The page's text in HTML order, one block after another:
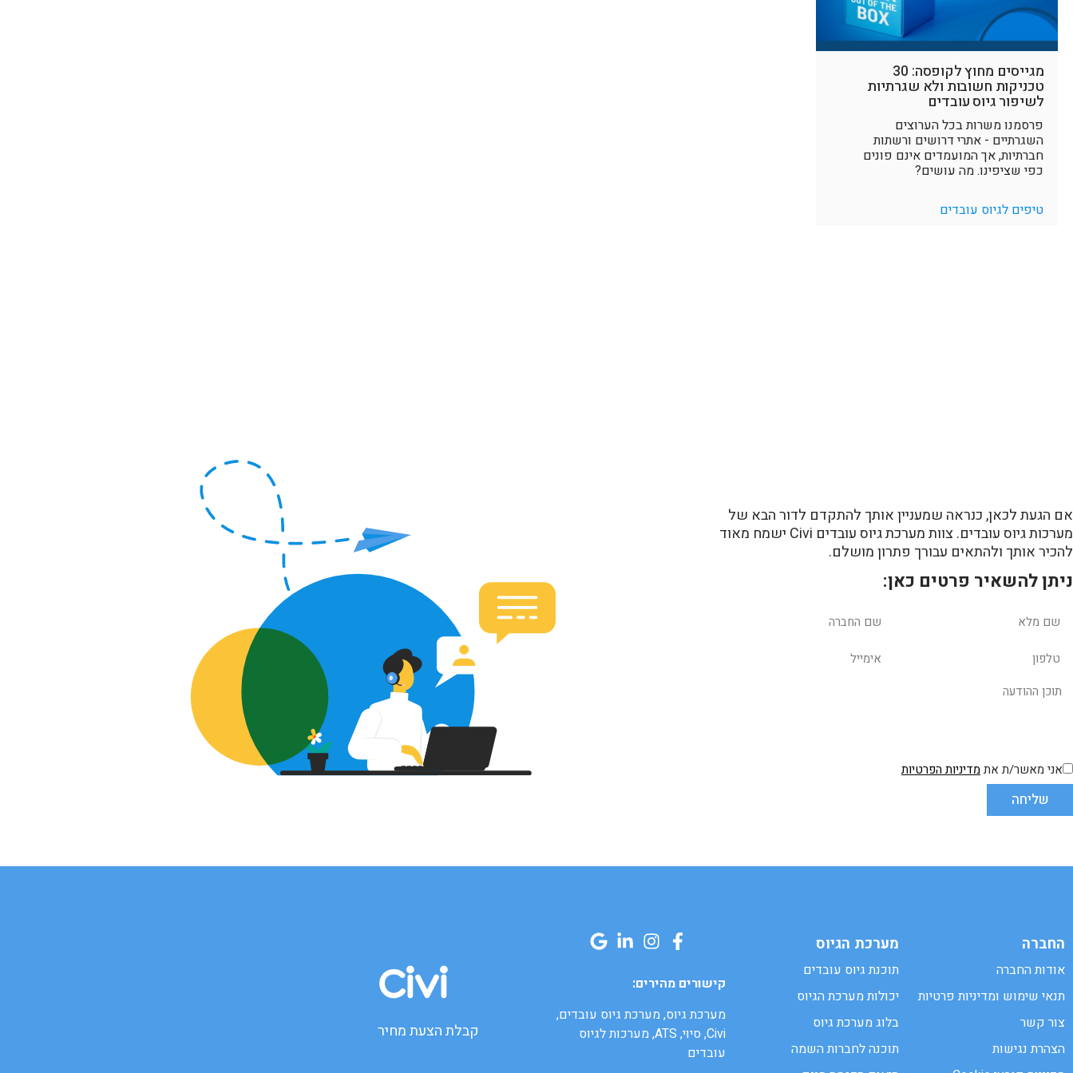
מגייסים מחוץ לקופסה: 30
טכניקות חשובות ולא שגרתיות
לשיפור גיוס עובדים
פרסמנו משרות בכל הערוצים
השגרתיים - אתרי דרושים ורשתות
חברתיות, אך המועמדים אינם פונים
כפי שציפינו. מה עושים?
טיפים לגיוס עובדים
אם הגעת לכאן, כנראה שמעניין אותך להתקדם לדור הבא של
מערכות גיוס עובדים. צוות מערכת גיוס עובדים Civi ישמח מאוד
להכיר אותך ולהתאים עבורך פתרון מושלם.
ניתן להשאיר פרטים כאן:
אני מאשר/ת אתמדיניות הפרטיות
שליחה
החברה
אודות החברה
תנאי שימוש ומדיניות פרטיות
צור קשר
הצהרת נגישות
מערכת הגיוס
תוכנת גיוס עובדים
יכולות מערכת הגיוס
בלוג מערכת גיוס
תוכנה לחברות השמה
קישורים מהירים:
מערכת גיוס, מערכת גיוס עובדים,
Civi, סיוי, ATS, מערכות לגיוס
עובדים
קבלת הצעת מחיר